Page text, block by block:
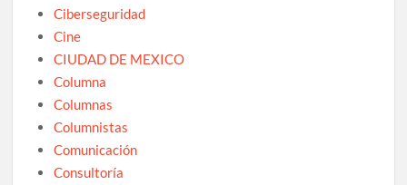
Ciberseguridad
Cine
CIUDAD DE MEXICO
Columna
Columnas
Columnistas
Comunicación
Consultoría